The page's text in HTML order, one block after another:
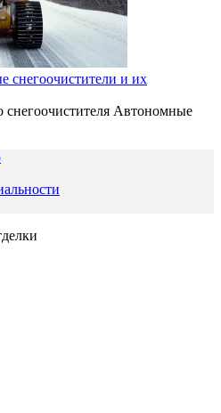
снегоочистители и их
снегоочистителя Автономные